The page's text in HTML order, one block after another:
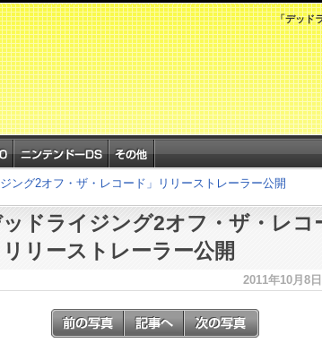
「デッド
ジング2オフ・ザ・レコード」リリーストレーラー公開
ッドライジング2オフ・ザ・レコ
リリーストレーラー公開
2011年10月8